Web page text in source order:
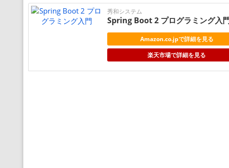
秀和システム
Spring Boot 2 プログラミング入
Amazon.co.jpで詳細を見る
楽天市場で詳細を見る